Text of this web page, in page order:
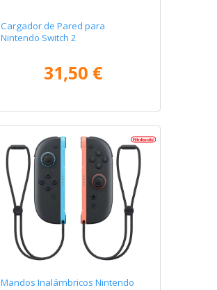
Cargador de Pared para
Nintendo Switch 2
31,50 €
Mandos Inalámbricos Nintendo